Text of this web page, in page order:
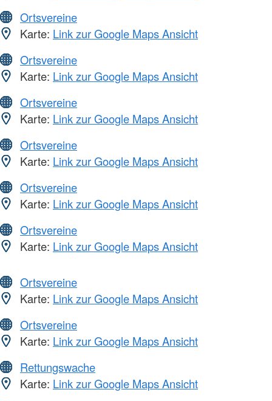
Ortsvereine
Karte: Link zur Google Maps Ansicht
Ortsvereine
Karte: Link zur Google Maps Ansicht
Ortsvereine
Karte: Link zur Google Maps Ansicht
Ortsvereine
Karte: Link zur Google Maps Ansicht
Ortsvereine
Karte: Link zur Google Maps Ansicht
Ortsvereine
Karte: Link zur Google Maps Ansicht
Ortsvereine
Karte: Link zur Google Maps Ansicht
Ortsvereine
Karte: Link zur Google Maps Ansicht
Rettungswache
Karte: Link zur Google Maps Ansicht